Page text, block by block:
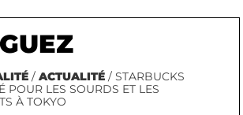
/ACTUALITÉ / STARBUCKS
POUR LES SOURDS ET LES
À TOKYO